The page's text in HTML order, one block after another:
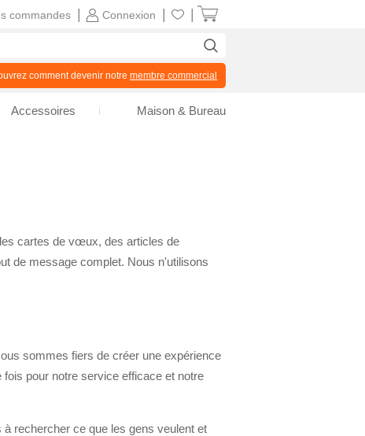
cartes de vœux, des articles de
de message complet. Nous n'utilisons
sommes fiers de créer une expérience
pour notre service efficace et notre
rechercher ce que les gens veulent et
Connexion
commandes
comment devenir notre membre commercial
Accessoires Maison & Bureau